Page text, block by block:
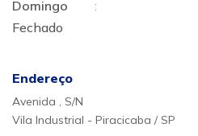
Domingo
:
Fechado
Endereço
Avenida , S/N
Vila Industrial - Piracicaba / SP